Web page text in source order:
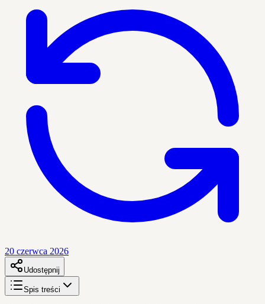
20 czerwca 2026
Udostępnij
Spis treści